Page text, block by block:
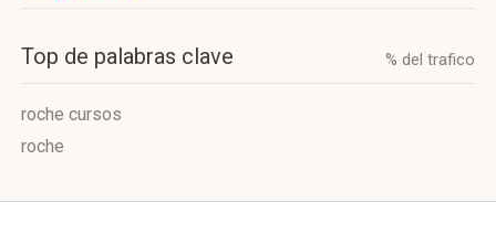
Top de palabras clave % del trafico
roche cursos
roche